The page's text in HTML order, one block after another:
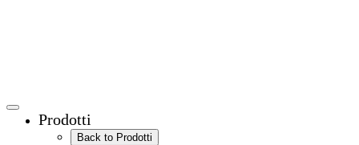
Prodotti
Back to Prodotti